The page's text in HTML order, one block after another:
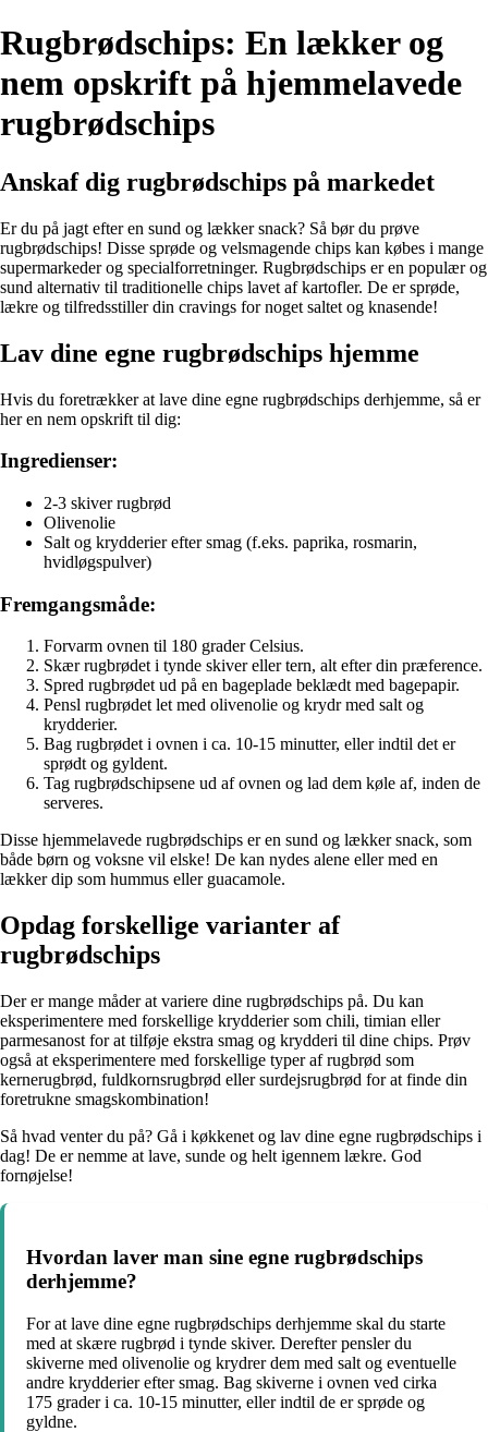
Rugbrødschips: En lækker og
nem opskrift på hjemmelavede
rugbrødschips
Anskaf dig rugbrødschips på markedet
Er du på jagt efter en sund og lækker snack? Så bør du prøve
rugbrødschips! Disse sprøde og velsmagende chips kan købes i mange
supermarkeder og specialforretninger. Rugbrødschips er en populær og
sund alternativ til traditionelle chips lavet af kartofler. De er sprøde,
lækre og tilfredsstiller din cravings for noget saltet og knasende!
Lav dine egne rugbrødschips hjemme
Hvis du foretrækker at lave dine egne rugbrødschips derhjemme, så er
her en nem opskrift til dig:
Ingredienser:
2-3 skiver rugbrød
Olivenolie
Salt og krydderier efter smag (f.eks. paprika, rosmarin,
hvidløgspulver)
Fremgangsmåde:
Forvarm ovnen til 180 grader Celsius.
Skær rugbrødet i tynde skiver eller tern, alt efter din præference.
Spred rugbrødet ud på en bageplade beklædt med bagepapir.
Pensl rugbrødet let med olivenolie og krydr med salt og
krydderier.
Bag rugbrødet i ovnen i ca. 10-15 minutter, eller indtil det er
sprødt og gyldent.
Tag rugbrødschipsene ud af ovnen og lad dem køle af, inden de
serveres.
Disse hjemmelavede rugbrødschips er en sund og lækker snack, som
både børn og voksne vil elske! De kan nydes alene eller med en
lækker dip som hummus eller guacamole.
Opdag forskellige varianter af
rugbrødschips
Der er mange måder at variere dine rugbrødschips på. Du kan
eksperimentere med forskellige krydderier som chili, timian eller
parmesanost for at tilføje ekstra smag og krydderi til dine chips. Prøv
også at eksperimentere med forskellige typer af rugbrød som
kernerugbrød, fuldkornsrugbrød eller surdejsrugbrød for at finde din
foretrukne smagskombination!
Så hvad venter du på? Gå i køkkenet og lav dine egne rugbrødschips i
dag! De er nemme at lave, sunde og helt igennem lækre. God
fornøjelse!
Hvordan laver man sine egne rugbrødschips
derhjemme?
For at lave dine egne rugbrødschips derhjemme skal du starte
med at skære rugbrød i tynde skiver. Derefter pensler du
skiverne med olivenolie og krydrer dem med salt og eventuelle
andre krydderier efter smag. Bag skiverne i ovnen ved cirka
175 grader i ca. 10-15 minutter, eller indtil de er sprøde og
gyldne.